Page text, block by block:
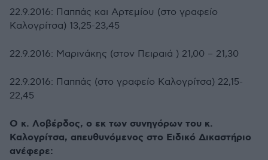
22.9.2016: Παππάς και Αρτεμίου (στο γραφείο
Καλογρίτσα) 13,25-23,45
22.9.2016: Μαρινάκης (στον Πειραιά ) 21,00 – 21,30
22.9.2016: Παππάς (στο γραφείο Καλογρίτσα) 22,15-
22,45
Ο κ. Λοβέρδος, ο εκ των συνηγόρων του κ.
Καλογρίτσα, απευθυνόμενος στο Ειδικό Δικαστήριο
ανέφερε: